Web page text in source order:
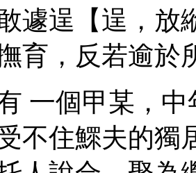
遽逞【逞，放
育，反若逾於
一個甲某，
不住鰥夫的獨